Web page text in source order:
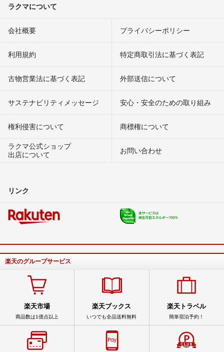
ラクマについて
会社概要 プライバシーポリシー
利用規約 特定商取引法に基づく表記
古物営業法に基づく表記 外部送信について
サステナビリティメッセージ 安心・安全のための取り組み
権利侵害について
商標権について
ラクマ公式ショップ
出店について
お問い合わせ
リンク
楽天のグループサービス
楽天市場
商品数は1億点以上
楽天ブックス
いつでも全品送料無料
楽天トラベル
簡単宿泊予約！